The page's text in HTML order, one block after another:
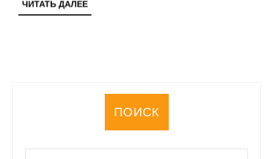
ЧИТАТЬ ДАЛЕЕЧИТАТЬ
ДАЛЕЕ
ПОИСК